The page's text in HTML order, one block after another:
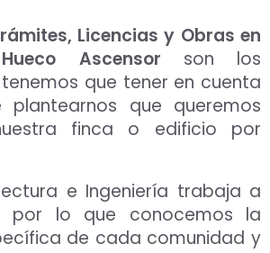
Licencias y Obras en
Ascensor son los
que tener en cuenta
que queremos
finca o edificio por
e Ingeniería trabaja a
por lo que conocemos la
de cada comunidad y